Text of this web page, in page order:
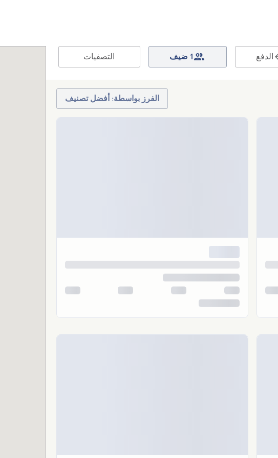
الدفع 1 ضيف التصفيات
الفرز بواسطة: أفضل تصنيف